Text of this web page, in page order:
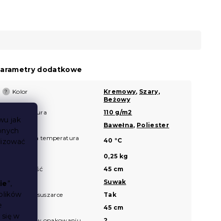
jak
”,
w
dodatkowe
? Kolor Kremowy, Szary,
Beżowy
Gramatura 110 g/m2
Bawełna, Poliester
Zalecana temperatura
prania
40 °C
0,25 kg
Szerokość 45 cm
?
Suwak
Suszenie w suszarce
Tak
45 cm